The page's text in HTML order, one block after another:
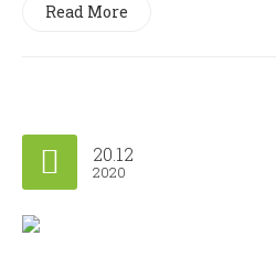
Read More
20.12
2020